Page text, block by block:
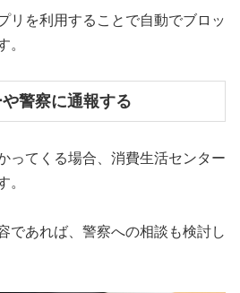
リを利用することで自動でブロッ
。
警察に通報する
ってくる場合、消費生活センター
。
であれば、警察への相談も検討し